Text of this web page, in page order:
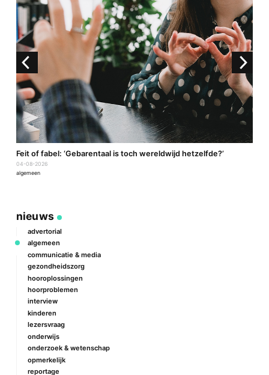
Feit of fabel: ‘Gebarentaal is toch wereldwijd hetzelfde?’
04-08-2026
algemeen
nieuws
advertorial
algemeen
communicatie & media
gezondheidszorg
hooroplossingen
hoorproblemen
interview
kinderen
lezersvraag
onderwijs
onderzoek & wetenschap
opmerkelijk
reportage